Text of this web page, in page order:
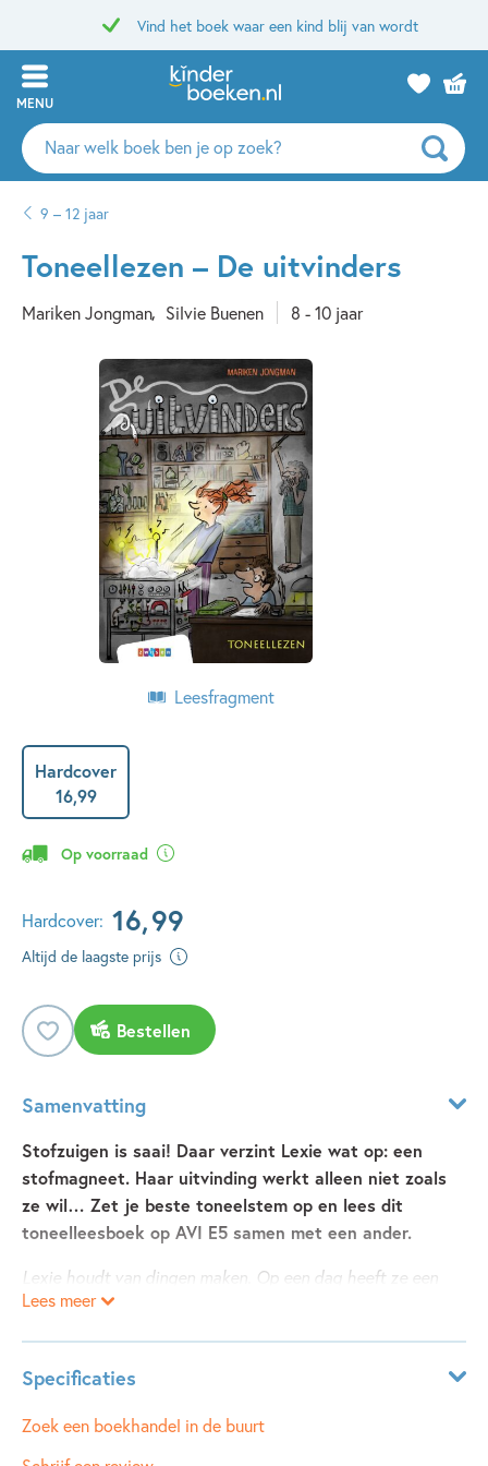
Vind het boek waar een kind blij van wordt
MENU
Zoeken
naar
auteurs
uitgevers
9 – 12 jaar
Toneellezen – De uitvinders
Mariken Jongman Silvie Buenen 8 - 10 jaar
Leesfragment
Hardcover
16,99
Op voorraad
Hardcover: 16,99
Altijd de laagste prijs
Bestellen
Samenvatting
Stofzuigen is saai! Daar verzint Lexie wat op: een
stofmagneet. Haar uitvinding werkt alleen niet zoals
ze wil… Zet je beste toneelstem op en lees dit
toneelleesboek op AVI E5 samen met een ander.
Lexie houdt van dingen maken. Op een dag heeft ze een
geweldig idee: een stofmagneet uitvinden. Als het lukt, is
een uitvinder.
Alles gaat goed, totdat … alles misgaat. Ineens is er een
Lees meer
Specificaties
Leeftijdsindicatie: 8 - 10 jaar
ISBN:
9789048753642
Zoek een boekhandel in de buurt